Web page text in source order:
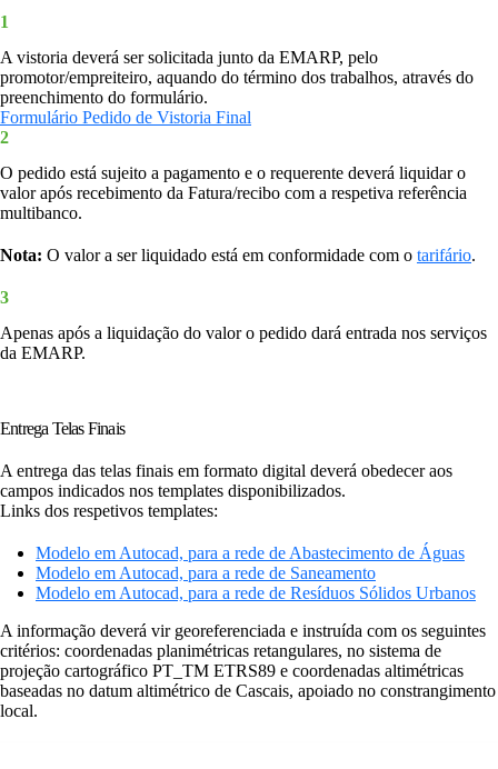
1
A vistoria deverá ser solicitada junto da EMARP, pelo
promotor/empreiteiro, aquando do término dos trabalhos, através do
preenchimento do formulário.
Formulário Pedido de Vistoria Final
2
O pedido está sujeito a pagamento e o requerente deverá liquidar o
valor após recebimento da Fatura/recibo com a respetiva referência
multibanco.
Nota: O valor a ser liquidado está em conformidade com o tarifário.
3
Apenas após a liquidação do valor o pedido dará entrada nos serviços
da EMARP.
Entrega Telas Finais
A entrega das telas finais em formato digital deverá obedecer aos
campos indicados nos templates disponibilizados.
Links dos respetivos templates:
Modelo em Autocad, para a rede de Abastecimento de Águas
Modelo em Autocad, para a rede de Saneamento
Modelo em Autocad, para a rede de Resíduos Sólidos Urbanos
A informação deverá vir georeferenciada e instruída com os seguintes
critérios: coordenadas planimétricas retangulares, no sistema de
projeção cartográfico PT_TM ETRS89 e coordenadas altimétricas
baseadas no datum altimétrico de Cascais, apoiado no constrangimento
local.